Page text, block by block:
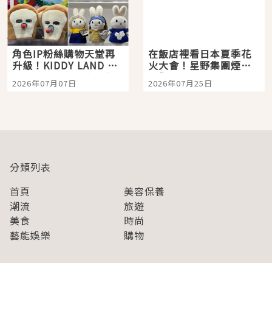
角色IP粉絲購物天堂再
升級！KIDDY LAND 原
宿店吉伊卡哇迎客，新
開幕 OMOKADO 店3分
2026年07月07日
在飯店裡看日本夏季花
火大會！星野集團煙火
景觀飯店6選，讓你不用
人擠人悠閒欣賞
2026年07月25日
分類列表
首頁
美容保養
潮流
旅遊
美食
時尚
藝能娛樂
購物